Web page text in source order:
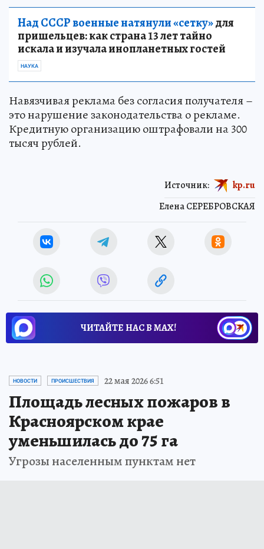
Над СССР военные натянули «сетку»для
пришельцев: как страна 13 лет тайно
искала и изучала инопланетных гостей
НАУКА
Навязчивая реклама без согласия получателя –
это нарушение законодательства о рекламе.
Кредитную организацию оштрафовали на 300
тысяч рублей.
Елена СЕРЕБРОВСКАЯ
Источник: kp.ru
ЧИТАЙТЕ НАС В МАХ!
НОВОСТИ ПРОИСШЕСТВИЯ 22 мая 2026 6:51
Площадь лесных пожаров в
Красноярском крае
уменьшилась до 75 га
Угрозы населенным пунктам нет